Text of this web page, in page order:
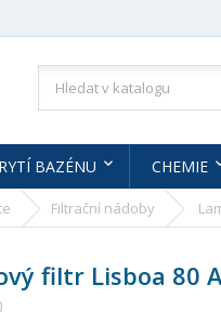
BAZÉNU CHEMIE
Filtrační nádoby
filtr Lisboa 80